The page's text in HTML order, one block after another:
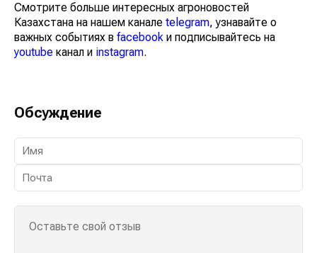
Смотрите больше интересных агроновостей
Казахстана на нашем канале telegram, узнавайте о
важных событиях в facebook и подписывайтесь на
youtube канал и instagram.
Обсуждение